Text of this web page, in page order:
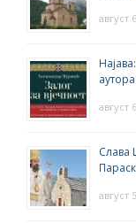
август
август
Слава
август